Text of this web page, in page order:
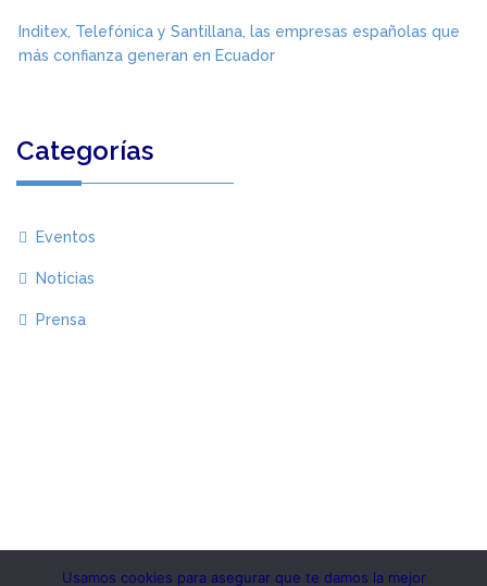
Inditex, Telefónica y Santillana, las empresas españolas que
más confianza generan en Ecuador
Categorías
Eventos
Noticias
Prensa
Usamos cookies para asegurar que te damos la mejor